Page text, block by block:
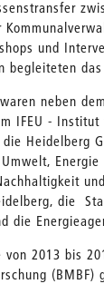
und
begleiteten
neben
IFEU -
Heidelberg
Energie
die
die
von 2013 bis
(BMBF)